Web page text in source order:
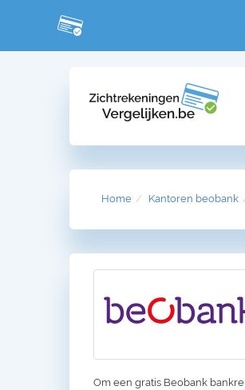
Home Kantoren beobank
Om een gratis Beobank